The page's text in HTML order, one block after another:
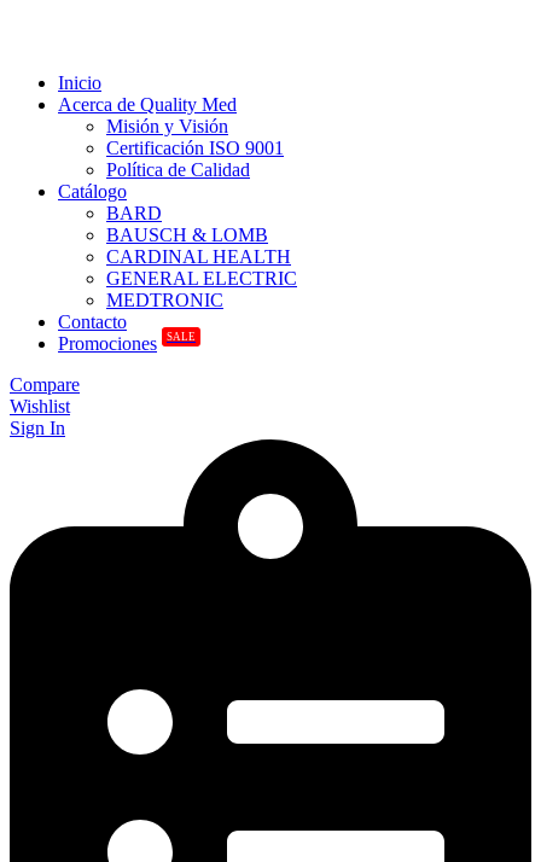
Inicio
Acerca de Quality Med
Misión y Visión
Certificación ISO 9001
Política de Calidad
Catálogo
BARD
BAUSCH & LOMB
CARDINAL HEALTH
GENERAL ELECTRIC
MEDTRONIC
Contacto
Promociones
SALE
Compare
Wishlist
Sign In